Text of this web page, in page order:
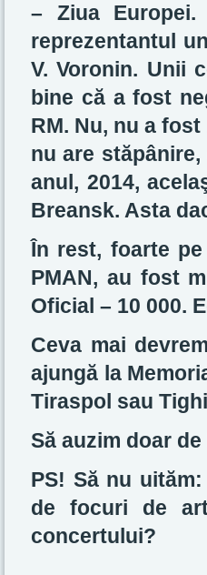
– Ziua
reprezentantul
V. Voronin. Unii
bine că a fost
RM. Nu, nu a
nu are
anul, 2014,
Breansk. Asta
În rest, foarte
PMAN, au fost
Oficial – 10 000.
Ceva mai
ajungă la
Tiraspol sau
Să auzim doar de
PS! Să nu
de focuri de
concertului?